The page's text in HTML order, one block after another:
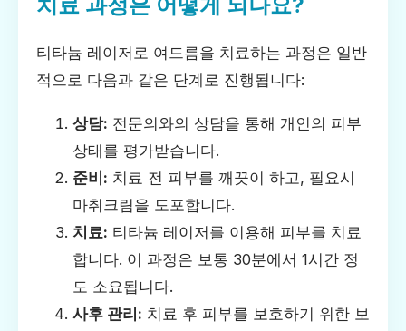
티타늄 레이저로 여드름을 치료하는 과정은 일반
적으로 다음과 같은 단계로 진행됩니다:
상담: 전문의와의 상담을 통해 개인의 피부
상태를 평가받습니다.
준비: 치료 전 피부를 깨끗이 하고, 필요시
마취크림을 도포합니다.
치료: 티타늄 레이저를 이용해 피부를 치료
합니다. 이 과정은 보통 30분에서 1시간 정
도 소요됩니다.
사후 관리: 치료 후 피부를 보호하기 위한 보